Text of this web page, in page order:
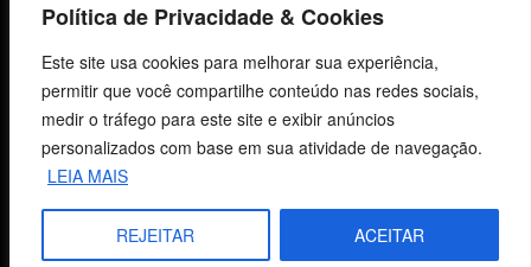
Política de Privacidade & Cookies
Este site usa cookies para melhorar sua experiência,
permitir que você compartilhe conteúdo nas redes sociais,
medir o tráfego para este site e exibir anúncios
personalizados com base em sua atividade de navegação.
LEIA MAIS
REJEITAR ACEITAR
Lista de Desejos
Termos e Condições
Centro de Estudos Bíblicos
CNPJ: 29.832.607/0001-10
São Leopoldo, RS, Brasil